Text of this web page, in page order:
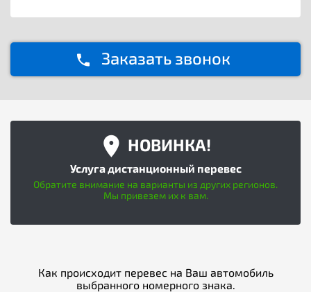
Заказать звонок
НОВИНКА!
Услуга дистанционный перевес
Обратите внимание на варианты из других регионов.
Мы привезем их к вам.
Как происходит перевес на Ваш автомобиль
выбранного номерного знака.